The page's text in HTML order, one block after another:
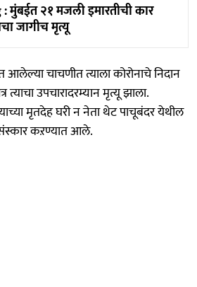
२१ मजली इमारतीची कार
जागीच मृत्यू
चाचणीत त्याला कोरोनाचे निदान
उपचारादरम्यान मृत्यू झाला.
मृतदेह घरी न नेता थेट पाचूबंदर येथील
कऱण्यात आले.